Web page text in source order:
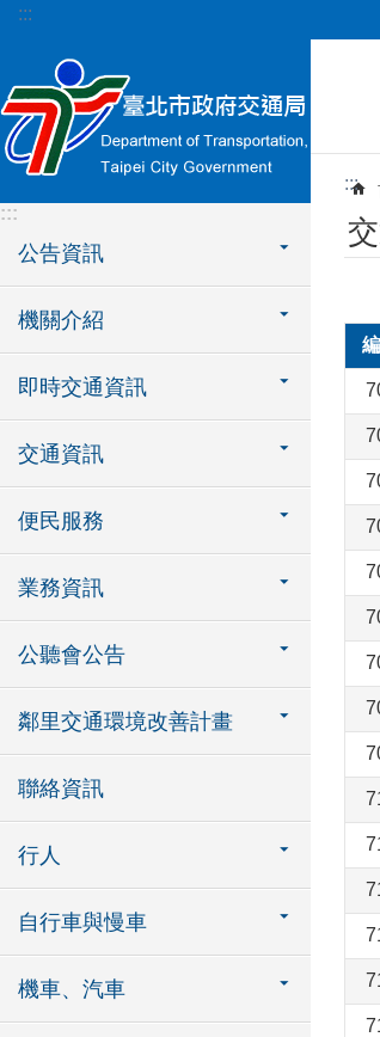
跳到主要內容區塊
:::
:::
公告資訊
機關介紹
即時交通資訊
交通資訊
便民服務
業務資訊
公聽會公告
鄰里交通環境改善計畫
聯絡資訊
行人
自行車與慢車
機車、汽車
:::